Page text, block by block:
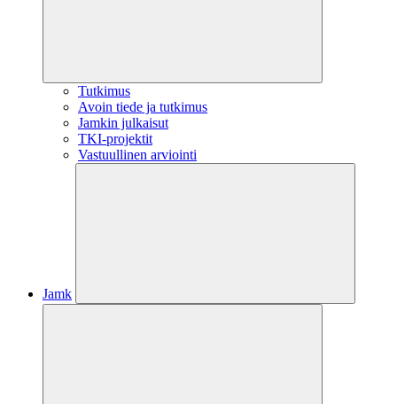
Tutkimus
Avoin tiede ja tutkimus
Jamkin julkaisut
TKI-projektit
Vastuullinen arviointi
Jamk